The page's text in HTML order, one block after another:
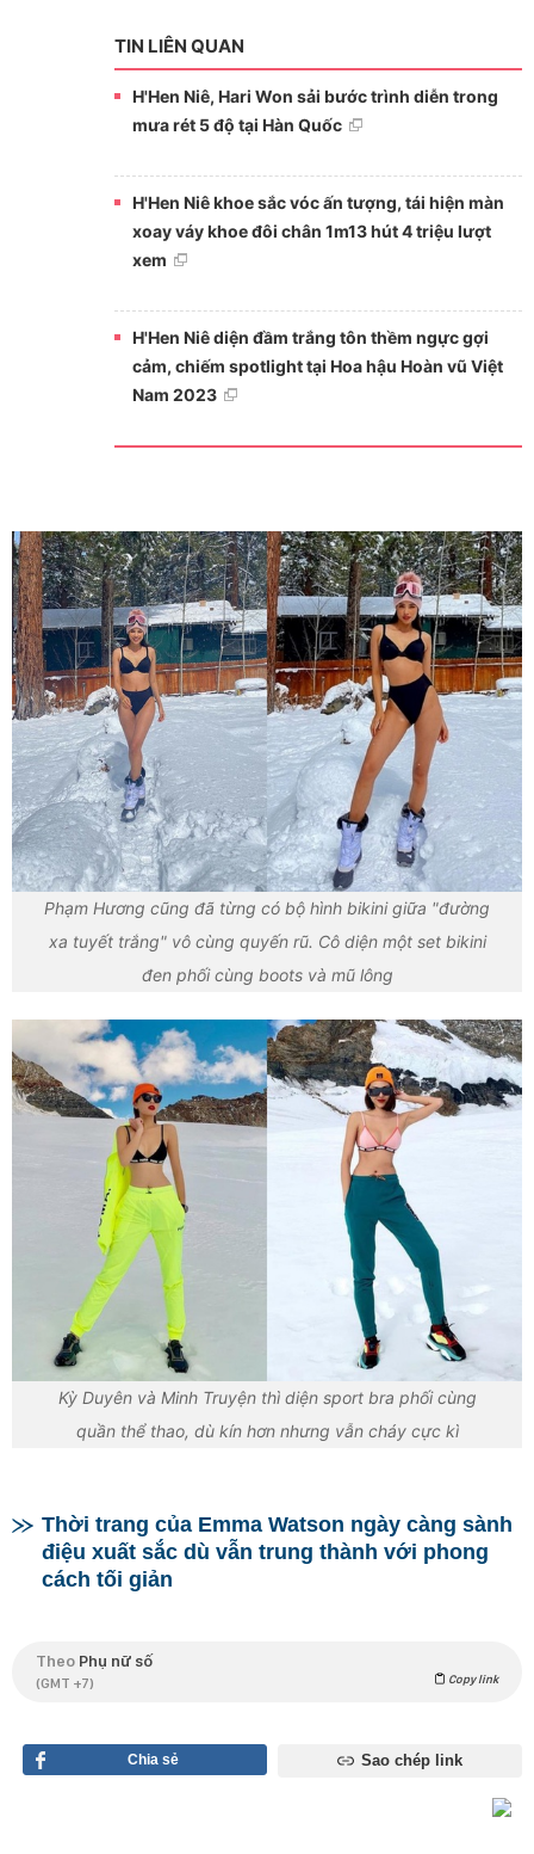
TIN LIÊN QUAN
H'Hen Niê, Hari Won sải bước trình diễn trong
mưa rét 5 độ tại Hàn Quốc
H'Hen Niê khoe sắc vóc ấn tượng, tái hiện màn
xoay váy khoe đôi chân 1m13 hút 4 triệu lượt
xem
H'Hen Niê diện đầm trắng tôn thềm ngực gợi
cảm, chiếm spotlight tại Hoa hậu Hoàn vũ Việt
Nam 2023
Phạm Hương cũng đã từng có bộ hình bikini giữa "đường
xa tuyết trắng" vô cùng quyến rũ. Cô diện một set bikini
đen phối cùng boots và mũ lông
Kỳ Duyên và Minh Truyện thì diện sport bra phối cùng
quần thể thao, dù kín hơn nhưng vẫn cháy cực kì
Thời trang của Emma Watson ngày càng sành
điệu xuất sắc dù vẫn trung thành với phong
cách tối giản
Theo Phụ nữ số
(GMT +7) Copy link
Chia sẻ Sao chép link